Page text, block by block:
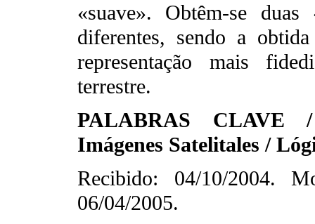
«suave». Obtêm-se duas
diferentes, sendo a
representação mais
terrestre.
PALABRAS CLAVE
Imágenes Satelitales /
Recibido: 04/10/2004.
06/04/2005.